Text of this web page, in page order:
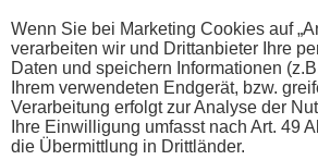
Wenn Sie bei Marketing Cookies auf
verarbeiten wir und Drittanbieter Ihre
Daten und speichern Informationen
Ihrem verwendeten Endgerät, bzw.
Verarbeitung erfolgt zur Analyse der
Ihre Einwilligung umfasst nach Art. 49
die Übermittlung in Drittländer.